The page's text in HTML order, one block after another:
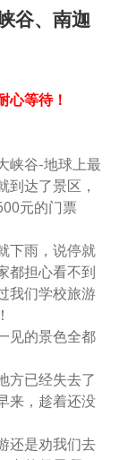
谷、南迦
等待！
谷-地球上最
达了景区，
元的门票
雨，说停就
都担心看不到
我们学校旅游
的景色全都
已经失去了
来，趁着还没
是劝我们去